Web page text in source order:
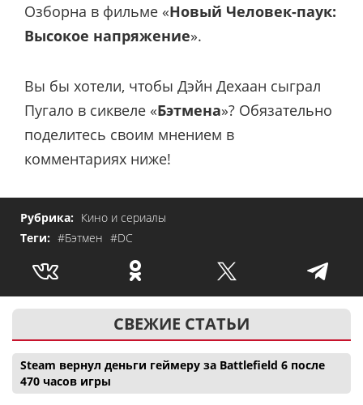
Озборна в фильме «Новый Человек-паук:
Высокое напряжение».
Вы бы хотели, чтобы Дэйн Дехаан сыграл
Пугало в сиквеле «Бэтмена»? Обязательно
поделитесь своим мнением в
комментариях ниже!
Рубрика: Кино и сериалы
Теги: #Бэтмен #DC
СВЕЖИЕ СТАТЬИ
Steam вернул деньги геймеру за Battlefield 6 после
470 часов игры